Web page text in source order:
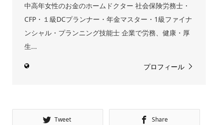
中高年女性のお金のホームドクター 社会保険労務士・
CFP・１級DCプランナー・年金マスター・1級ファイナ
ンシャル・プランニング技能士 企業で労務、健康・厚
生...
プロフィール
Tweet Share